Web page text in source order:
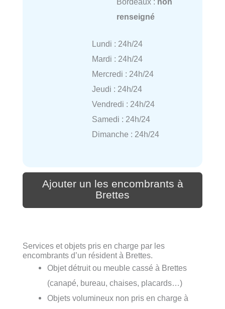
renseigné
Lundi : 24h/24
Mardi : 24h/24
Mercredi : 24h/24
Jeudi : 24h/24
Vendredi : 24h/24
Samedi : 24h/24
Dimanche : 24h/24
Ajouter un les encombrants à
Brettes
Services et objets pris en charge par les
encombrants d’un résident à Brettes.
Objet détruit ou meuble cassé à Brettes
(canapé, bureau, chaises, placards…)
Objets volumineux non pris en charge à